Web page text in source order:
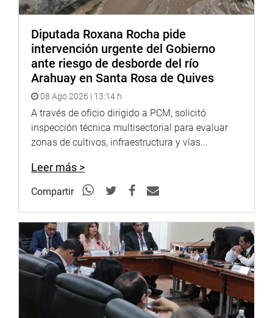
Diputada Roxana Rocha pide
intervención urgente del Gobierno
ante riesgo de desborde del río
Arahuay en Santa Rosa de Quives
08 Ago 2026 | 13:14 h
A través de oficio dirigido a PCM, solicitó
inspección técnica multisectorial para evaluar
zonas de cultivos, infraestructura y vías...
Leer más >
Compartir